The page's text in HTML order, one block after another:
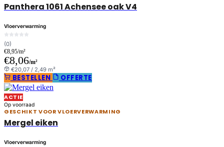
Panthera 1061 Achensee oak V4
Vloerverwarming
(0)
€8,95/m²
€8,06/m²
€20,07 / 2,49 m²
BESTELLEN OFFERTE
ACTIE
Op voorraad
GESCHIKT VOOR VLOERVERWARMING
Mergel eiken
Vloerverwarming